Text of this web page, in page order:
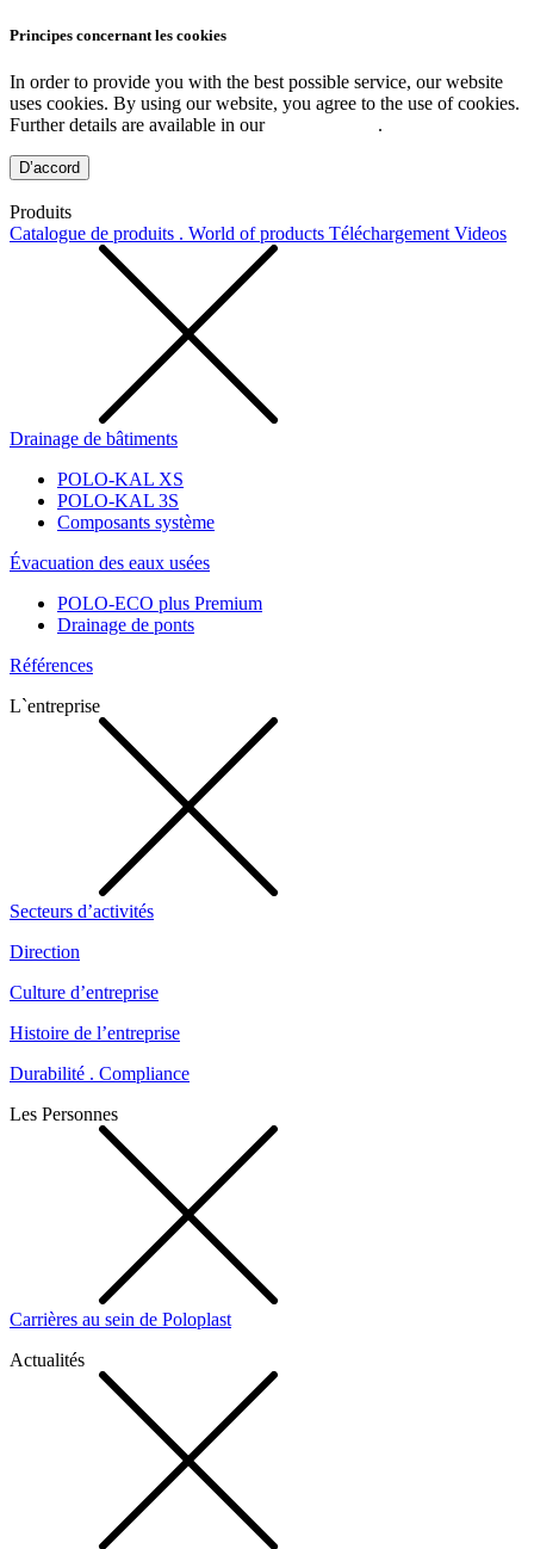
Principes concernant les cookies
In order to provide you with the best possible service, our website
uses cookies. By using our website, you agree to the use of cookies.
Further details are available in our
.
D’accord
Produits
Catalogue de produits . World of products Téléchargement Videos
Drainage de bâtiments
POLO-KAL XS
POLO-KAL 3S
Composants système
Évacuation des eaux usées
POLO-ECO plus Premium
Drainage de ponts
Références
L`entreprise
Secteurs d’activités
Direction
Culture d’entreprise
Histoire de l’entreprise
Durabilité . Compliance
Les Personnes
Carrières au sein de Poloplast
Actualités